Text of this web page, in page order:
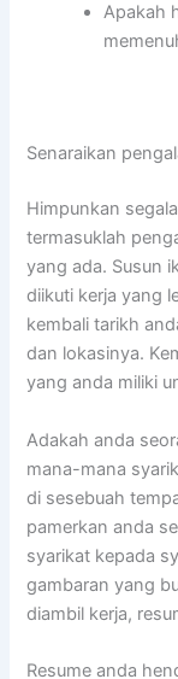
Apakah
Senaraikan
Himpunkan
termasuklah
yang ada. Susun
diikuti kerja yang
kembali tarikh
dan lokasinya.
yang anda miliki
Adakah anda
mana-mana
di sesebuah
pamerkan anda
syarikat kepada
gambaran yang
diambil kerja,
Resume anda